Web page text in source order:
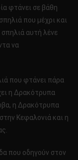
φτάνει σε βάθη
που μέχρι και
αυτή λένε
να
που φτάνει πάρα
η Δρακότρυπα
η Δρακότρυπα
Κεφαλονιά και η
που οδηγούν στον